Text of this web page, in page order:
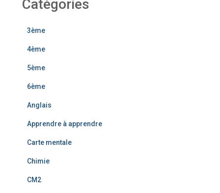
Catégories
3ème
4ème
5ème
6ème
Anglais
Apprendre à apprendre
Carte mentale
Chimie
CM2